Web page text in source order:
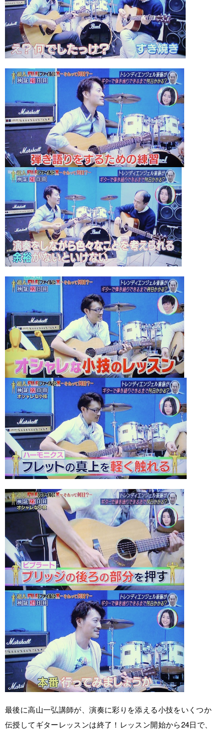
最後に高山一弘講師が、演奏に彩りを添える小技をいくつか
伝授してギターレッスンは終了！レッスン開始から24日で、